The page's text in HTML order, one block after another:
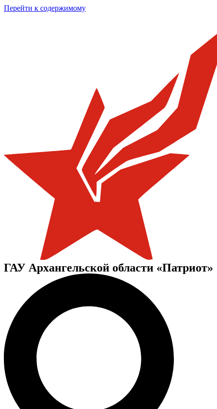
Перейти к содержимому
ГАУ Архангельской области «Патриот»